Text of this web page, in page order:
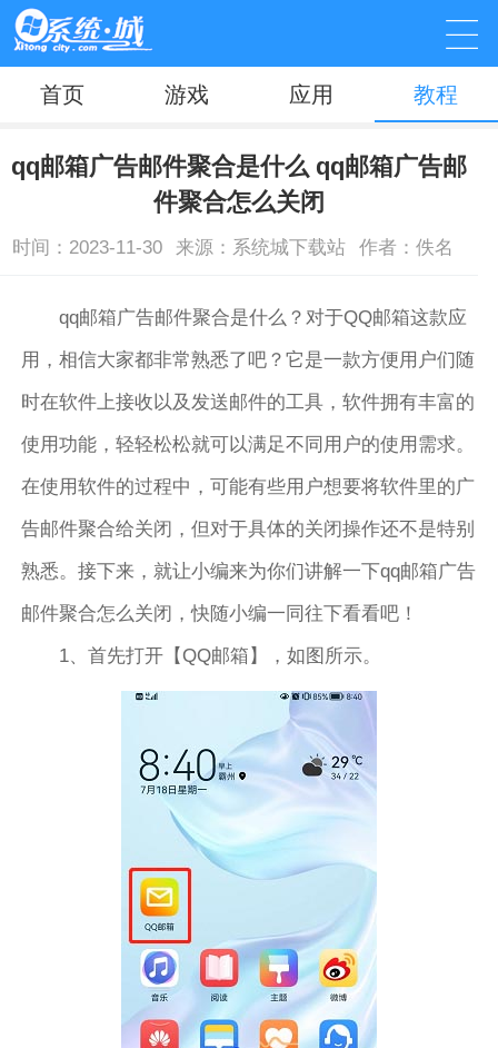
首页 游戏 应用 教程
qq邮箱广告邮件聚合是什么 qq邮箱广告邮
件聚合怎么关闭
时间：2023-11-30 来源：系统城下载站 作者：佚名
qq邮箱广告邮件聚合是什么？对于QQ邮箱这款应
用，相信大家都非常熟悉了吧？它是一款方便用户们随
时在软件上接收以及发送邮件的工具，软件拥有丰富的
使用功能，轻轻松松就可以满足不同用户的使用需求。
在使用软件的过程中，可能有些用户想要将软件里的广
告邮件聚合给关闭，但对于具体的关闭操作还不是特别
熟悉。接下来，就让小编来为你们讲解一下qq邮箱广告
邮件聚合怎么关闭，快随小编一同往下看看吧！
1、首先打开【QQ邮箱】，如图所示。